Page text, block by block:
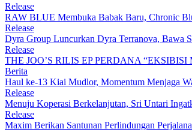
Release
RAW BLUE Membuka Babak Baru, Chronic
Release
Dyra Group Luncurkan Dyra Terranova, Bawa
Release
THE JOO’S RILIS EP PERDANA
Berita
Haul ke-13 Kiai Mudlor, Momentum Menjaga
Release
Menuju Koperasi Berkelanjutan, Sri Untari
Release
Maxim Berikan Santunan Perlindungan